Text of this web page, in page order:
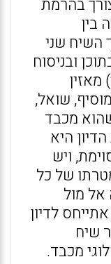
בהרמת
בין
שני
בתוכן ובניסוח
דבריו מתוך כבוד למאזינים; (2) מאזין
שואל,
מכבד
היא
ויש
של כל
אל מול
לדיון
שיח
מכבד.